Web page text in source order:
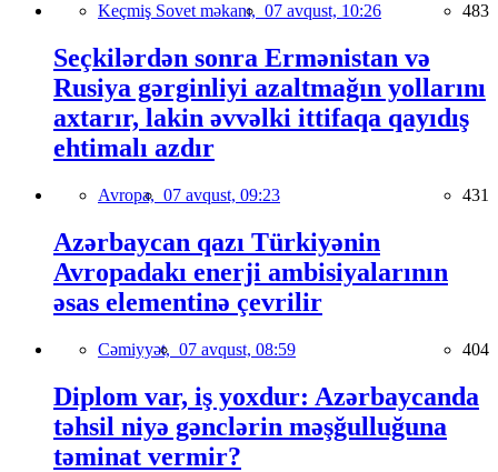
Keçmiş Sovet məkanı, 07 avqust, 10:26 483
Seçkilərdən sonra Ermənistan və
Rusiya gərginliyi azaltmağın yollarını
axtarır, lakin əvvəlki ittifaqa qayıdış
ehtimalı azdır
Avropa, 07 avqust, 09:23 431
Azərbaycan qazı Türkiyənin
Avropadakı enerji ambisiyalarının
əsas elementinə çevrilir
Cəmiyyət, 07 avqust, 08:59 404
Diplom var, iş yoxdur: Azərbaycanda
təhsil niyə gənclərin məşğulluğuna
təminat vermir?